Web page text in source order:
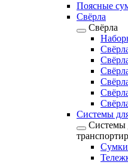
Поясные
Свёрла
Свёрла
Системы
Системы
Сумки